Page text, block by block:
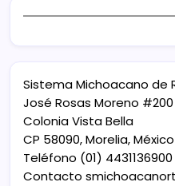
Sistema Michoacano de
José Rosas Moreno #200
Colonia Vista Bella
CP 58090, Morelia, México
Teléfono (01) 4431136900
Contacto